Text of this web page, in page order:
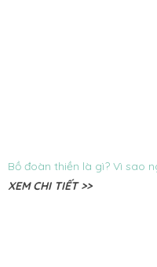
Bồ đoàn thiền là gì? Vì sao
XEM CHI TIẾT >>